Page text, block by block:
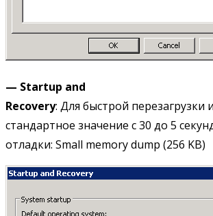
— Startup and
Recovery: Для быстрой перезагрузки
стандартное значение с 30 до 5
отладки: Small memory dump (256 KB)